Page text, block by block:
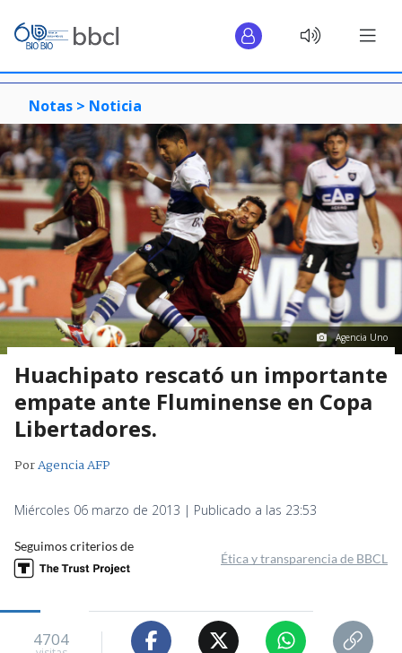
Notas > Noticia
Agencia Uno
Huachipato rescató un importante
empate ante Fluminense en Copa
Libertadores.
PorAgencia AFP
Miércoles 06 marzo de 2013 | Publicado a las 23:53
Seguimos criterios de
Ética y transparencia de BBCL
4704